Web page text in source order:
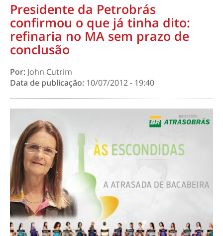
Presidente da Petrobrás
confirmou o que já tinha dito:
refinaria no MA sem prazo de
conclusão
Por: John Cutrim
Data de publicação: 10/07/2012 - 19:40